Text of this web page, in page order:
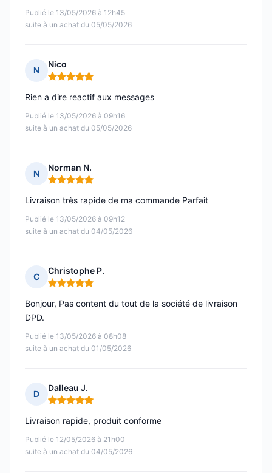
Publié le 13/05/2026 à 12h45
suite à un achat du 05/05/2026
N
Nico
Note : 5 sur 5
Publié le 13/05/2026 à 09h16
suite à un achat du 05/05/2026
Rien a dire reactif aux messages
N
Norman N.
Note : 5 sur 5
Publié le 13/05/2026 à 09h12
suite à un achat du 04/05/2026
Livraison très rapide de ma commande Parfait
C
Christophe P.
Note : 5 sur 5
Publié le 13/05/2026 à 08h08
suite à un achat du 01/05/2026
Bonjour, Pas content du tout de la société de livraison
DPD.
D
Dalleau J.
Note : 5 sur 5
Publié le 12/05/2026 à 21h00
suite à un achat du 04/05/2026
Livraison rapide, produit conforme